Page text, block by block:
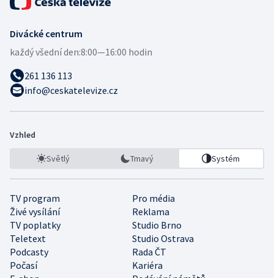
Divácké centrum
každý všední den:8:00—16:00 hodin
261 136 113
info@ceskatelevize.cz
Vzhled
Světlý Tmavý Systém
TV program
Pro média
Živé vysílání
Reklama
TV poplatky
Studio Brno
Teletext
Studio Ostrava
Podcasty
Rada ČT
Počasí
Kariéra